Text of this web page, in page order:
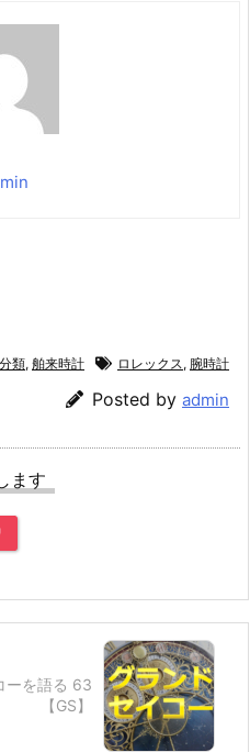
カメラボタン付
コーナー ワイヤレ
耐衝撃 PC背面TP
ー 指紋防止 高耐
グネット
類, 舶来時計 ロレックス, 腕時計
Posted by admin
ます
ーを語る 63
【GS】